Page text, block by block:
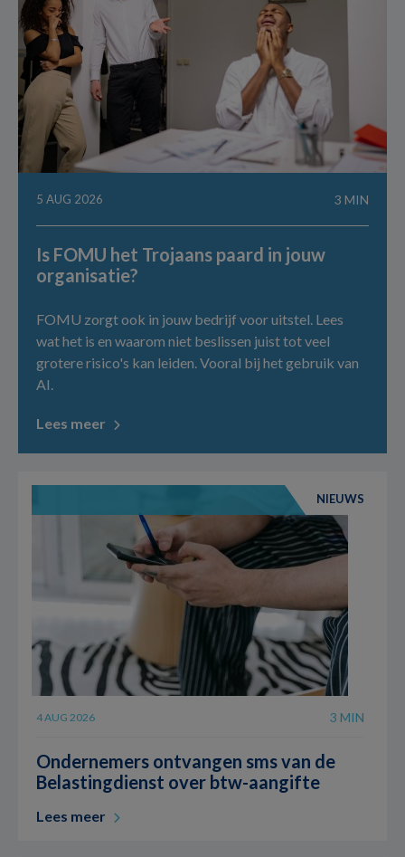
5 AUG 2026 3 MIN
Is FOMU het Trojaans paard in jouw
organisatie?
FOMU zorgt ook in jouw bedrijf voor uitstel. Lees
wat het is en waarom niet beslissen juist tot veel
grotere risico's kan leiden. Vooral bij het gebruik van
AI.
Lees meer
NIEUWS
4 AUG 2026 3 MIN
Ondernemers ontvangen sms van de
Belastingdienst over btw-aangifte
Lees meer